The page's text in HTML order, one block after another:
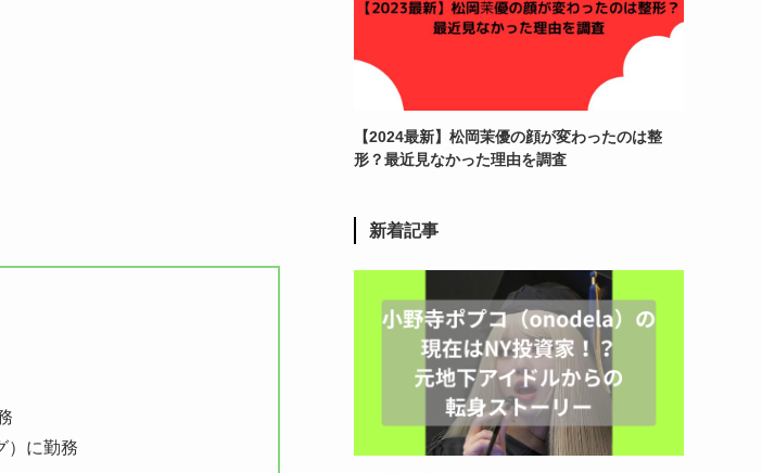
）に勤務
【2024最新】松岡茉優の顔が変わったのは整
形？最近見なかった理由を調査
新着記事